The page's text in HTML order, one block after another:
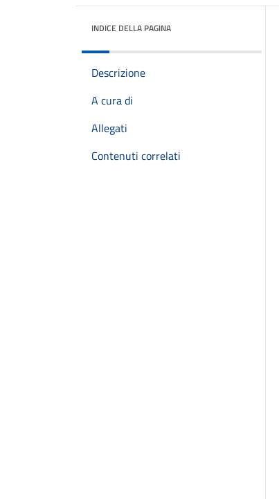
INDICE DELLA PAGINA
Descrizione
A cura di
Allegati
Contenuti correlati